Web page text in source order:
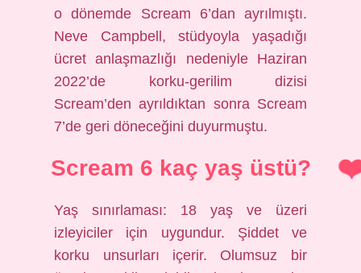
o dönemde Scream 6’dan ayrılmıştı.
Neve Campbell, stüdyoyla yaşadığı
ücret anlaşmazlığı nedeniyle Haziran
2022’de korku-gerilim dizisi
Scream’den ayrıldıktan sonra Scream
7’de geri döneceğini duyurmuştu.
Scream 6 kaç yaş üstü?
Yaş sınırlaması: 18 yaş ve üzeri
izleyiciler için uygundur. Şiddet ve
korku unsurları içerir. Olumsuz bir